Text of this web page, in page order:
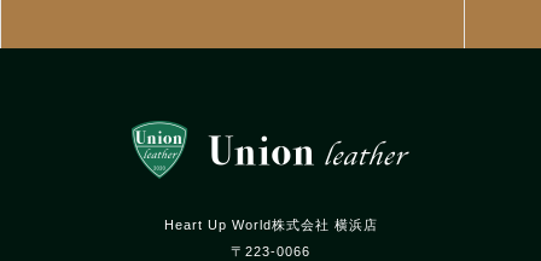
Heart Up World株式会社 横浜店
〒223-0066